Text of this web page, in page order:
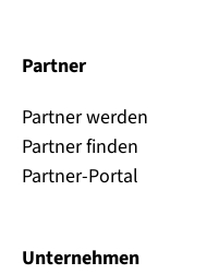
Partner
Partner werden
Partner finden
Partner-Portal
Unternehmen